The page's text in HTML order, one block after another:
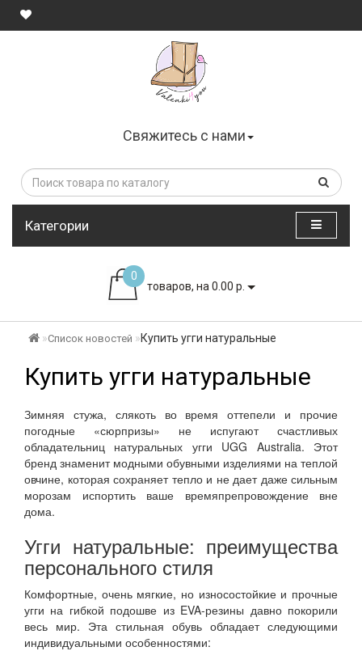
Свяжитесь с нами
Категории
0
товаров, на 0.00 р.
Список новостей Купить угги натуральные
Купить угги натуральные
Зимняя стужа, слякоть во время оттепели и прочие
погодные «сюрпризы» не испугают счастливых
обладательниц натуральных угги UGG Australia. Этот
бренд знаменит модными обувными изделиями на теплой
овчине, которая сохраняет тепло и не дает даже сильным
морозам испортить ваше времяпрепровождение вне
дома.
Угги натуральные: преимущества
персонального стиля
Комфортные, очень мягкие, но износостойкие и прочные
угги на гибкой подошве из EVA-резины давно покорили
весь мир. Эта стильная обувь обладает следующими
индивидуальными особенностями: